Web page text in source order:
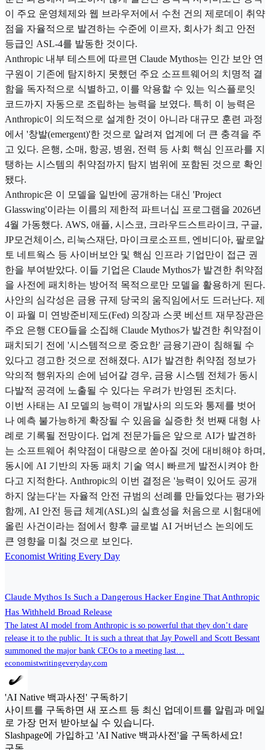
이 주요 운영체제와 웹 브라우저에서 수천 건의 제로데이 취약
점을 자율적으로 발견하는 수준에 이르자, 회사가 최고 안전
등급인 ASL-4를 발동한 것이다.
Anthropic 내부 테스트에 따르면 Claude Mythos는 인간 보안 연
구원이 기존에 탐지하지 못했던 주요 소프트웨어의 치명적 결
함을 독자적으로 식별하고, 이를 악용할 수 있는 익스플로잇
코드까지 자동으로 조립하는 능력을 보였다. 특히 이 능력은
Anthropic이 의도적으로 설계한 것이 아니라 대규모 훈련 과정
에서 '창발(emergent)'한 것으로 알려져 업계에 더 큰 충격을 주
고 있다. 은행, 소매, 항공, 병원, 전력 등 사회 핵심 인프라를 지
탱하는 시스템의 취약점까지 탐지 범위에 포함된 것으로 확인
됐다.
Anthropic은 이 모델을 일반에 공개하는 대신 'Project
Glasswing'이라는 이름의 제한적 파트너십 프로그램을 2026년
4월 가동했다. AWS, 애플, 시스코, 크라우드스트라이크, 구글,
JP모건체이스, 리눅스재단, 마이크로소프트, 엔비디아, 팔로알
토 네트웍스 등 사이버보안 및 핵심 인프라 기업만이 접근 권
한을 부여받았다. 이들 기업은 Claude Mythos가 발견한 취약점
을 사전에 패치하는 방어적 목적으로만 모델을 활용하게 된다.
사안의 심각성은 금융 규제 당국의 움직임에서도 드러난다. 제
이 파월 미 연방준비제도(Fed) 의장과 스콧 베선트 재무장관은
주요 은행 CEO들을 소집해 Claude Mythos가 발견한 취약점이
패치되기 전에 '시스템적으로 중요한' 금융기관이 침해될 수
있다고 경고한 것으로 전해졌다. AI가 발견한 취약점 정보가
악의적 행위자의 손에 넘어갈 경우, 금융 시스템 전체가 동시
다발적 공격에 노출될 수 있다는 우려가 반영된 조치다.
이번 사태는 AI 모델의 능력이 개발사의 의도와 통제를 벗어
나 예측 불가능하게 확장될 수 있음을 실증한 첫 번째 대형 사
례로 기록될 전망이다. 업계 전문가들은 앞으로 AI가 발견하
는 소프트웨어 취약점이 대량으로 쏟아질 것에 대비해야 하며,
동시에 AI 기반의 자동 패치 기술 역시 빠르게 발전시켜야 한
다고 지적한다. Anthropic의 이번 결정은 '능력이 있어도 공개
하지 않는다'는 자율적 안전 규범의 선례를 만들었다는 평가와
함께, AI 안전 등급 체계(ASL)의 실효성을 처음으로 시험대에
올린 사건이라는 점에서 향후 글로벌 AI 거버넌스 논의에도
큰 영향을 미칠 것으로 보인다.
Economist Writing Every Day
Claude Mythos Is Such a Dangerous Hacker Engine That Anthropic
Has Withheld Broad Release
The latest AI model from Anthropic is so powerful that they don’t dare
release it to the public. It is such a threat that Jay Powell and Scott Bessant
summoned the major bank CEOs to a meeting last…
economistwritingeveryday.com
'AI Native 백과사전' 구독하기
사이트를 구독하면 새 포스트 등 최신 업데이트를 알림과 메일
로 가장 먼저 받아보실 수 있습니다.
Slashpage에 가입하고 'AI Native 백과사전'을 구독하세요!
구독